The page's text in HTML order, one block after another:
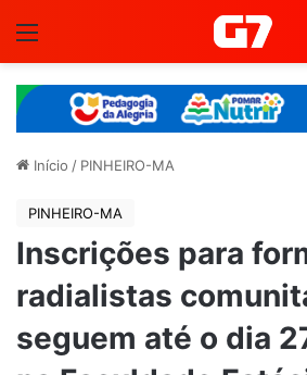
Início / PINHEIRO-MA
PINHEIRO-MA
Inscrições para
radialistas
seguem até o dia